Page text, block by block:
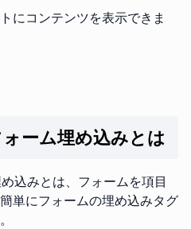
にコンテンツを表示できま
ーム埋め込みとは
込みとは、フォームを項目
単にフォームの埋め込みタグ